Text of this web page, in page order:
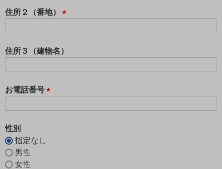
住所２（番地）
須
住所３（建物名）
お電話番号
性別
指定なし
男性
女性